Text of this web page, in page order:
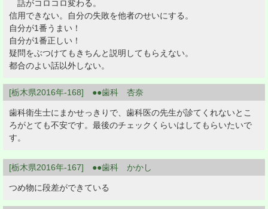
話がコロコロ変わる。
信用できない。自分の失敗を他者のせいにする。
自分が1番うまい！
自分が1番正しい！
疑問をぶつけてもきちんと説明してもらえない。
都合のよい話以外しない。
[栃木県2016年-168] ●●歯科 杏奈
歯科衛生士にまかせっきりで、歯科医の先生が診てくれないとこ
ろがとても不安です。最後のチェックくらいはしてもらいたいで
す。
[栃木県2016年-167] ●●歯科 かかし
つめ物に段差ができている